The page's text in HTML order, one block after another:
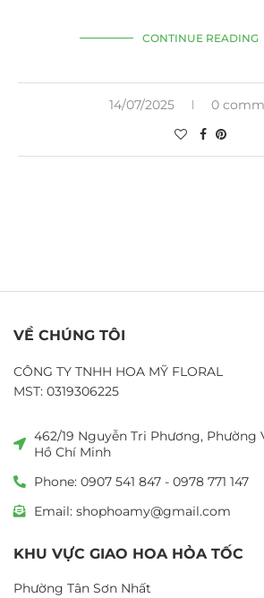
CONTINUE READING
14/07/2025 0
VỀ CHÚNG TÔI
CÔNG TY TNHH HOA MỸ FLORAL
MST: 0319306225
462/19 Nguyễn Tri Phương, Phường
Hồ Chí Minh
Phone: 0907 541 847 - 0978 771 147
Email: shophoamy@gmail.com
KHU VỰC GIAO HOA HỎA TỐC
Phường Tân Sơn Nhất